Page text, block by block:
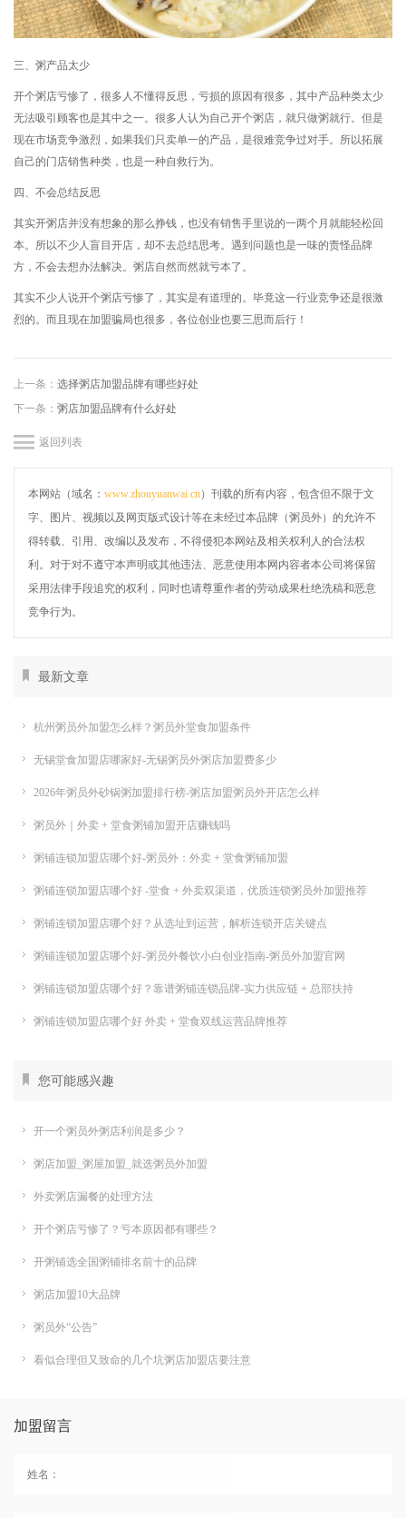
三、粥产品太少
开个粥店亏惨了，很多人不懂得反思，亏损的原因有很多，其中产品种类太少
无法吸引顾客也是其中之一。很多人认为自己开个粥店，就只做粥就行。但是
现在市场竞争激烈，如果我们只卖单一的产品，是很难竞争过对手。所以拓展
自己的门店销售种类，也是一种自救行为。
四、不会总结反思
其实开粥店并没有想象的那么挣钱，也没有销售手里说的一两个月就能轻松回
本。所以不少人盲目开店，却不去总结思考。遇到问题也是一味的责怪品牌
方，不会去想办法解决。粥店自然而然就亏本了。
其实不少人说开个粥店亏惨了 ，其实是有道理的。毕竟这一行业竞争还是很激
烈的。而且现在加盟骗局也很多，各位创业也要三思而后行！
上一条： 选择粥店加盟品牌有哪些好处
下一条： 粥店加盟品牌有什么好处
返回列表
本网站（域名： www.zhouyuanwai.cn）刊载的所有内容，包含但不限于文
字、图片、视频以及网页版式设计等在未经过本品牌（粥员外）的允许不
得转载、引用、改编以及发布，不得侵犯本网站及相关权利人的合法权
利。对于对不遵守本声明或其他违法、恶意使用本网内容者本公司将保留
采用法律手段追究的权利，同时也请尊重作者的劳动成果杜绝洗稿和恶意
竞争行为。
最新文章
杭州粥员外加盟怎么样？粥员外堂食加盟条件
无锡堂食加盟店哪家好-无锡粥员外粥店加盟费多少
2026年粥员外砂锅粥加盟排行榜-粥店加盟粥员外开店怎么样
粥员外｜外卖 + 堂食粥铺加盟开店赚钱吗
粥铺连锁加盟店哪个好-粥员外：外卖 + 堂食粥铺加盟
粥铺连锁加盟店哪个好 -堂食 + 外卖双渠道，优质连锁粥员外加盟推荐
粥铺连锁加盟店哪个好？从选址到运营，解析连锁开店关键点
粥铺连锁加盟店哪个好-粥员外餐饮小白创业指南-粥员外加盟官网
粥铺连锁加盟店哪个好？靠谱粥铺连锁品牌-实力供应链 + 总部扶持
粥铺连锁加盟店哪个好 外卖 + 堂食双线运营品牌推荐
您可能感兴趣
开一个粥员外粥店利润是多少？
粥店加盟_粥屋加盟_就选粥员外加盟
外卖粥店漏餐的处理方法
开个粥店亏惨了？亏本原因都有哪些？
开粥铺选全国粥铺排名前十的品牌
粥店加盟10大品牌
粥员外“公告”
看似合理但又致命的几个坑粥店加盟店要注意
加盟留言